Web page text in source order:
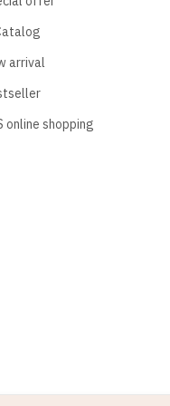
arrival
online shopping